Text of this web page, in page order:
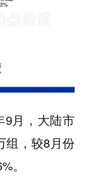
9月，大陆市
组，较8月份
。